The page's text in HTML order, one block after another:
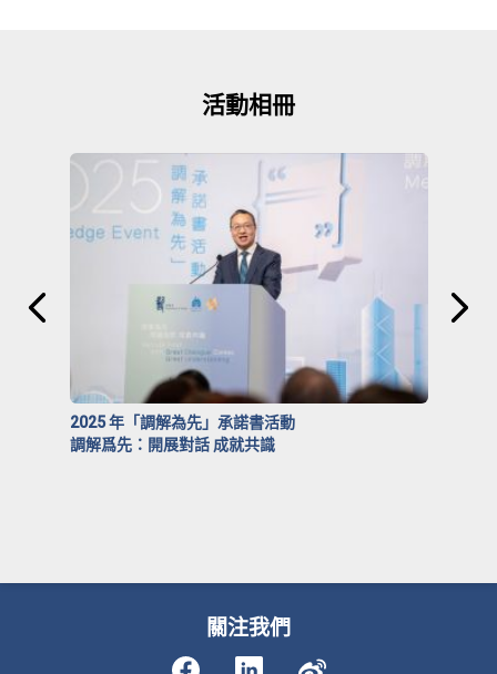
活動相冊
2025 年「調解為先」承諾書活動
調解爲先：開展對話 成就共識
關注我們